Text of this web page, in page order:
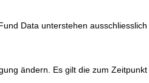
Data unterstehen
ändern. Es gilt die zum